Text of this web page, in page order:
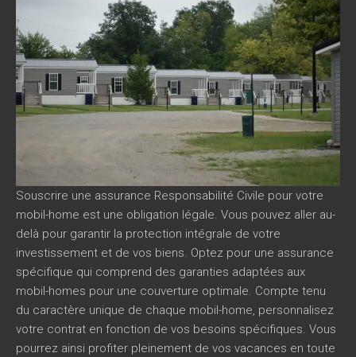
Souscrire une assurance Responsabilité Civile pour votre
mobil-home est une obligation légale. Vous pouvez aller au-
delà pour garantir la protection intégrale de votre
investissement et de vos biens. Optez pour une assurance
spécifique qui comprend des garanties adaptées aux
mobil-homes pour une couverture optimale. Compte tenu
du caractère unique de chaque mobil-home, personnalisez
votre contrat en fonction de vos besoins spécifiques. Vous
pourrez ainsi profiter pleinement de vos vacances en toute